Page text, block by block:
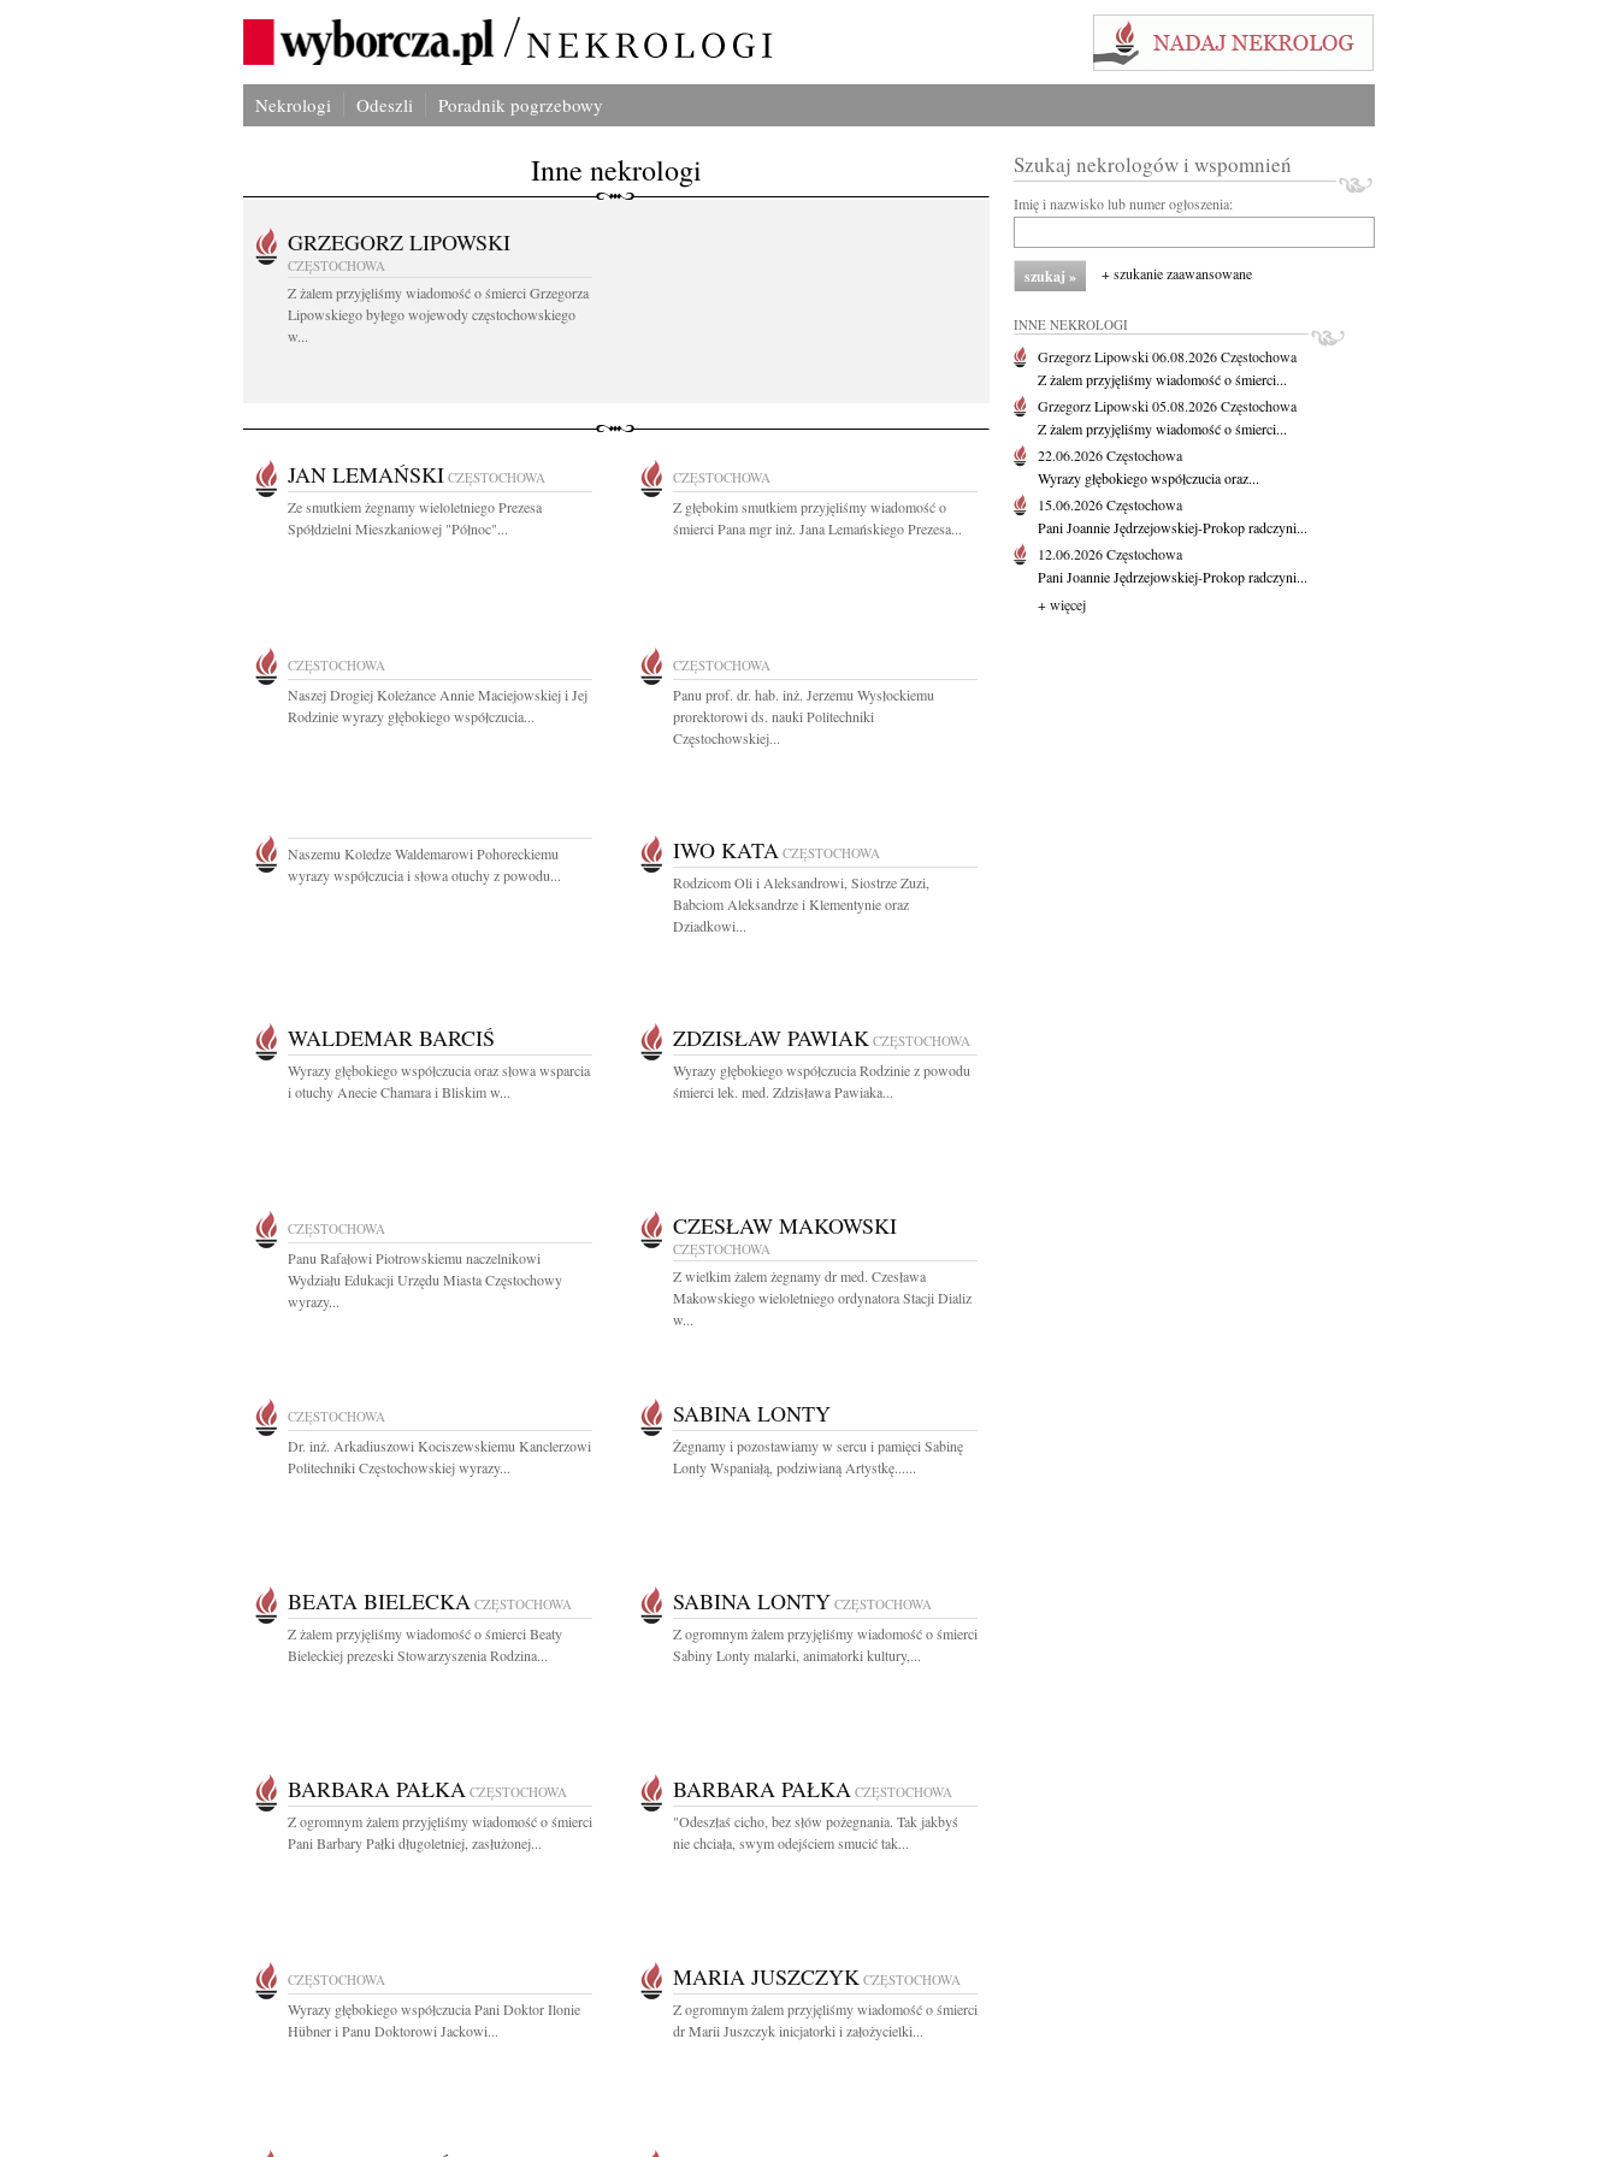
Nekrologi Odeszli Poradnik pogrzebowy
Inne nekrologi
GRZEGORZ LIPOWSKI
CZĘSTOCHOWA
Z żalem przyjęliśmy wiadomość o śmierci Grzegorza
Lipowskiego byłego wojewody częstochowskiego
w...
JAN LEMAŃSKI CZĘSTOCHOWA
Ze smutkiem żegnamy wieloletniego Prezesa
Spółdzielni Mieszkaniowej "Północ"...
CZĘSTOCHOWA
Z głębokim smutkiem przyjęliśmy wiadomość o
śmierci Pana mgr inż. Jana Lemańskiego Prezesa...
CZĘSTOCHOWA
Naszej Drogiej Koleżance Annie Maciejowskiej i Jej
Rodzinie wyrazy głębokiego współczucia...
CZĘSTOCHOWA
Panu prof. dr. hab. inż. Jerzemu Wysłockiemu
prorektorowi ds. nauki Politechniki
Częstochowskiej...
Naszemu Koledze Waldemarowi Pohoreckiemu
wyrazy współczucia i słowa otuchy z powodu...
IWO KATA CZĘSTOCHOWA
Rodzicom Oli i Aleksandrowi, Siostrze Zuzi,
Babciom Aleksandrze i Klementynie oraz
Dziadkowi...
WALDEMAR BARCIŚ
Wyrazy głębokiego współczucia oraz słowa wsparcia
i otuchy Anecie Chamara i Bliskim w...
ZDZISŁAW PAWIAK CZĘSTOCHOWA
Wyrazy głębokiego współczucia Rodzinie z powodu
śmierci lek. med. Zdzisława Pawiaka...
CZĘSTOCHOWA
Panu Rafałowi Piotrowskiemu naczelnikowi
Wydziału Edukacji Urzędu Miasta Częstochowy
wyrazy...
CZESŁAW MAKOWSKI
CZĘSTOCHOWA
Z wielkim żalem żegnamy dr med. Czesława
Makowskiego wieloletniego ordynatora Stacji Dializ
w...
CZĘSTOCHOWA
Dr. inż. Arkadiuszowi Kociszewskiemu Kanclerzowi
Politechniki Częstochowskiej wyrazy...
SABINA LONTY
Żegnamy i pozostawiamy w sercu i pamięci Sabinę
Lonty Wspaniałą, podziwianą Artystkę......
BEATA BIELECKA CZĘSTOCHOWA
Z żalem przyjęliśmy wiadomość o śmierci Beaty
Bieleckiej prezeski Stowarzyszenia Rodzina...
SABINA LONTY CZĘSTOCHOWA
Z ogromnym żalem przyjęliśmy wiadomość o śmierci
Sabiny Lonty malarki, animatorki kultury,...
BARBARA PAŁKA CZĘSTOCHOWA
Z ogromnym żalem przyjęliśmy wiadomość o śmierci
Pani Barbary Pałki długoletniej, zasłużonej...
BARBARA PAŁKA CZĘSTOCHOWA
"Odeszłaś cicho, bez słów pożegnania. Tak jakbyś
nie chciała, swym odejściem smucić tak...
CZĘSTOCHOWA
Wyrazy głębokiego współczucia Pani Doktor Ilonie
Hübner i Panu Doktorowi Jackowi...
MARIA JUSZCZYK CZĘSTOCHOWA
Z ogromnym żalem przyjęliśmy wiadomość o śmierci
dr Marii Juszczyk inicjatorki i założycielki...
Szukaj nekrologów i wspomnień
Imię i nazwisko lub numer ogłoszenia:
+ szukanie zaawansowane
INNE NEKROLOGI
Grzegorz Lipowski06.08.2026Częstochowa
Z żalem przyjęliśmy wiadomość o śmierci...
Grzegorz Lipowski05.08.2026Częstochowa
Z żalem przyjęliśmy wiadomość o śmierci...
22.06.2026Częstochowa
Wyrazy głębokiego współczucia oraz...
15.06.2026Częstochowa
Pani Joannie Jędrzejowskiej-Prokop radczyni...
12.06.2026Częstochowa
Pani Joannie Jędrzejowskiej-Prokop radczyni...
+ więcej